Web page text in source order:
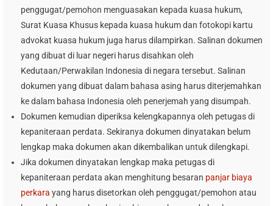
penggugat/pemohon menguasakan kepada kuasa hukum,
Surat Kuasa Khusus kepada kuasa hukum dan fotokopi kartu
advokat kuasa hukum juga harus dilampirkan. Salinan dokumen
yang dibuat di luar negeri harus disahkan oleh
Kedutaan/Perwakilan Indonesia di negara tersebut. Salinan
dokumen yang dibuat dalam bahasa asing harus diterjemahkan
ke dalam bahasa Indonesia oleh penerjemah yang disumpah.
Dokumen kemudian diperiksa kelengkapannya oleh petugas di
kepaniteraan perdata. Sekiranya dokumen dinyatakan belum
lengkap maka dokumen akan dikembalikan untuk dilengkapi.
Jika dokumen dinyatakan lengkap maka petugas di
kepaniteraan perdata akan menghitung besaran panjar biaya
perkara yang harus disetorkan oleh penggugat/pemohon atau